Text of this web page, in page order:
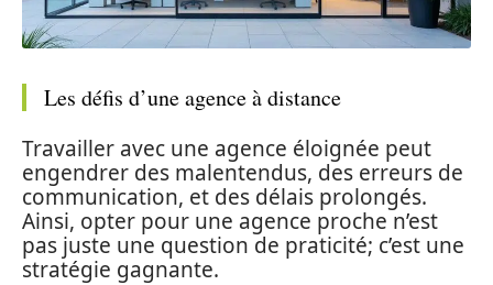
Les défis d’une agence à distance
Travailler avec une agence éloignée peut
engendrer des malentendus, des erreurs de
communication, et des délais prolongés.
Ainsi, opter pour une agence proche n’est
pas juste une question de praticité; c’est une
stratégie gagnante.